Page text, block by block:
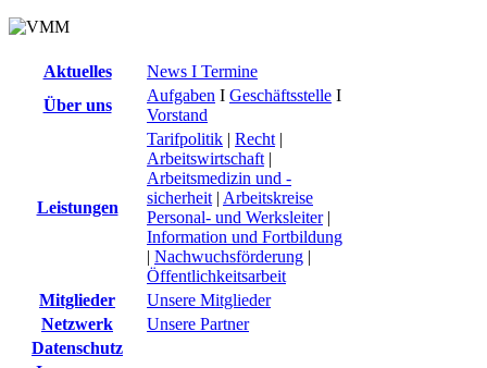
Aktuelles
News I Termine
Über uns
Aufgaben I Geschäftsstelle I
Vorstand
Leistungen
Tarifpolitik | Recht |
Arbeitswirtschaft |
Arbeitsmedizin und -
sicherheit | Arbeitskreise
Personal- und Werksleiter|
Information und Fortbildung
| Nachwuchsförderung |
Öffentlichkeitsarbeit
Mitglieder
Unsere Mitglieder
Netzwerk
Unsere Partner
Datenschutz